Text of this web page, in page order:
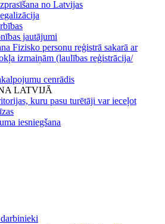
no Latvijas
jautājumi
Fizisko personu reģistrā sakarā ar
izmaiņām (laulības reģistrācija/
cenrādis
LATVIJĀ
kuru pasu turētāji var ieceļot
iesniegšana